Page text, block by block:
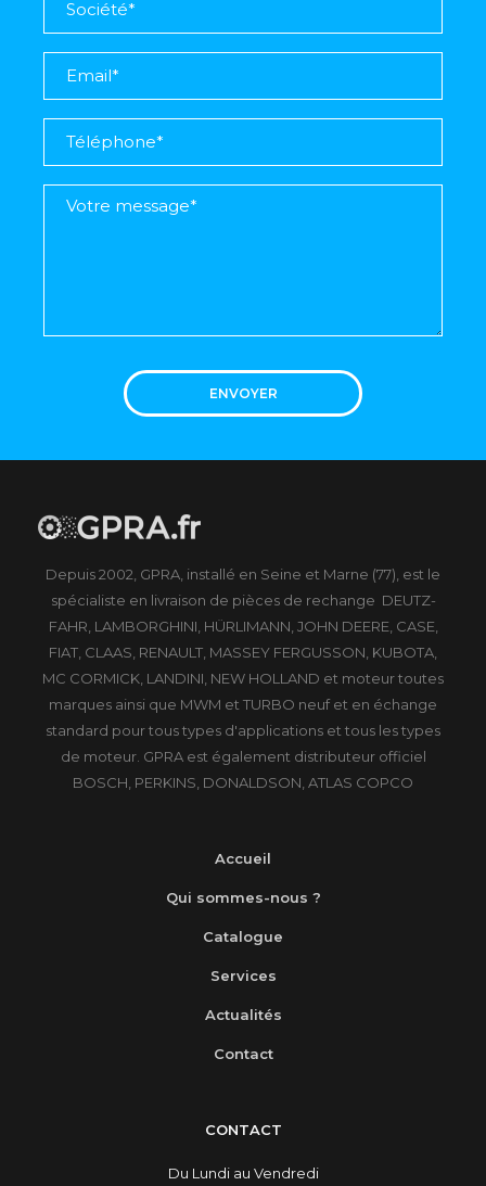
ENVOYER
Depuis 2002, GPRA, installé en Seine et Marne (77), est le
spécialiste en livraison de pièces de rechange DEUTZ-
FAHR, LAMBORGHINI, HÜRLIMANN, JOHN DEERE, CASE,
FIAT, CLAAS, RENAULT, MASSEY FERGUSSON, KUBOTA,
MC CORMICK, LANDINI, NEW HOLLAND et moteur toutes
marques ainsi que MWM et TURBO neuf et en échange
standard pour tous types d'applications et tous les types
de moteur. GPRA est également distributeur officiel
BOSCH, PERKINS, DONALDSON, ATLAS COPCO
Accueil
Qui sommes-nous ?
Catalogue
Services
Actualités
Contact
CONTACT
Du Lundi au Vendredi